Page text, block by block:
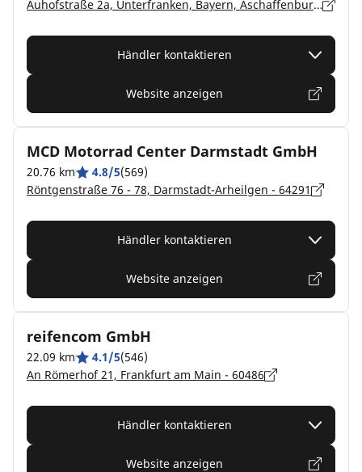
Auhofstraße 2a, Unterfranken, Bayern, Aschaffenburg - 63741
Händler kontaktieren
Website anzeigen
MCD Motorrad Center Darmstadt GmbH
20.76 km 4.8/5(569)
Röntgenstraße 76 - 78, Darmstadt-Arheilgen - 64291
Händler kontaktieren
Website anzeigen
reifencom GmbH
22.09 km 4.1/5(546)
An Römerhof 21, Frankfurt am Main - 60486
Händler kontaktieren
Website anzeigen